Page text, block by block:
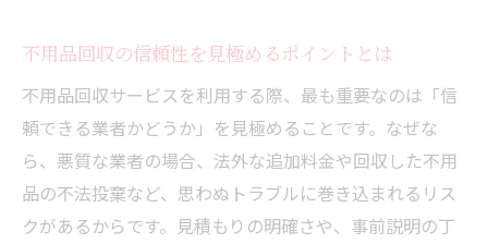
不用品回収を安全に頼むコツと具体策
評判の良い不用品回収サービスを見つける
方法
不用品回収の口コミを活用した比較ポイン
ト
悪徳な不用品回収業者を避けるための基準
不用品回収の信頼性を見極めるポイントとは
不用品回収サービスを利用する際、最も重要なのは「信
頼できる業者かどうか」を見極めることです。なぜな
ら、悪質な業者の場合、法外な追加料金や回収した不用
品の不法投棄など、思わぬトラブルに巻き込まれるリス
クがあるからです。見積もりの明確さや、事前説明の丁